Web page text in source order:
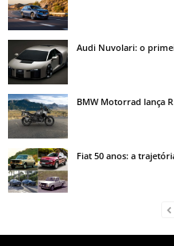
Audi Nuvolari: o
BMW Motorrad lança
Fiat 50 anos: a